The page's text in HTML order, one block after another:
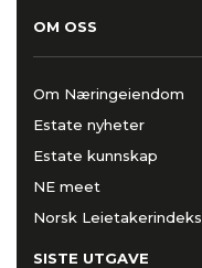
OM OSS
Om Næringeiendom
Estate nyheter
Estate kunnskap
NE meet
Norsk Leietakerindeks
SISTE UTGAVE